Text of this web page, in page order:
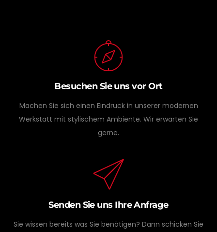
Besuchen Sie uns vor Ort
Machen Sie sich einen Eindruck in unserer modernen
Werkstatt mit stylischem Ambiente. Wir erwarten Sie
gerne.
Senden Sie uns Ihre Anfrage
Sie wissen bereits was Sie benötigen? Dann schicken Sie